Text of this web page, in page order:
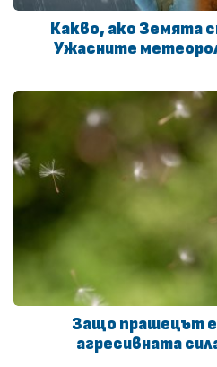
Какво, ако Земята
Ужасните
Защо прашецът
агресивната